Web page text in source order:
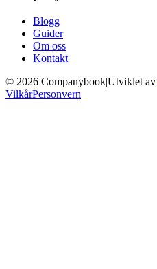
Blogg
Guider
Om oss
Kontakt
© 2026 Companybook|Utviklet av
VilkårPersonvern